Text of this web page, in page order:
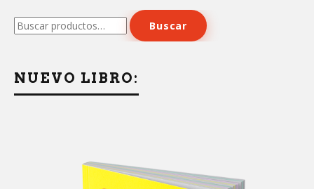
Buscar
por:
Buscar
NUEVO LIBRO: